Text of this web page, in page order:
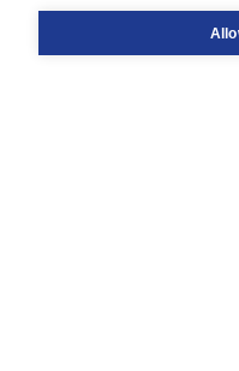
Order